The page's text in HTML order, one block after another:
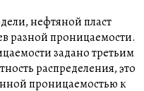
нефтяной пласт
разной проницаемости.
задано третьим
распределения, это
проницаемостью к